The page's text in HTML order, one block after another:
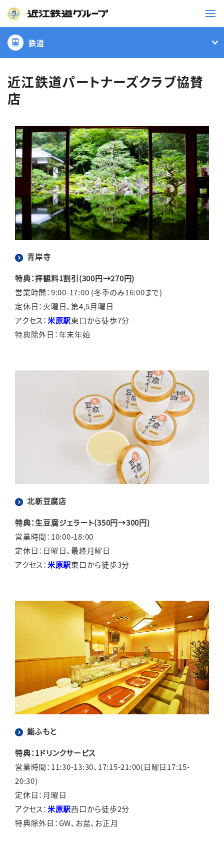
鉄道
バス
事業一覧
観光・イベント情報
ニュースリリース
企業情報
採用情報
お問い合わせ一覧
鉄道
近江鉄道パートナーズクラブ協賛
店
青岸寺
特典：拝観料1割引(300円→270円)
営業時間：9:00-17:00 (冬季のみ16:00まで)
定休日：火曜日、第4,5月曜日
アクセス： 米原駅東口から徒歩7分
特典除外日：年末年始
北新豆腐店
特典：生豆腐ジェラート(350円→300円)
営業時間：10:00-18:00
定休日：日曜日、最終月曜日
アクセス： 米原駅東口から徒歩3分
鮨ふもと
特典：1ドリンクサービス
営業時間：11:30-13:30、17:15-21:00(日曜日17:15-
20:30)
定休日：月曜日
アクセス： 米原駅西口から徒歩2分
特典除外日：GW、お盆、お正月